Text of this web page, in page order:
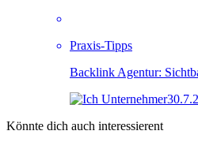
Praxis-Tipps
Backlink Agentur:
Könnte dich auch interessierent